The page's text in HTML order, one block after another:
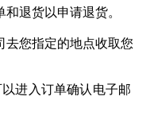
和退货以申请退货。
去您指定的地点收取您
进入订单确认电子邮